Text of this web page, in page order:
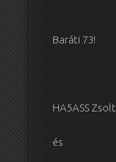
Baráti 73!
HA5ASS Zsolt
és